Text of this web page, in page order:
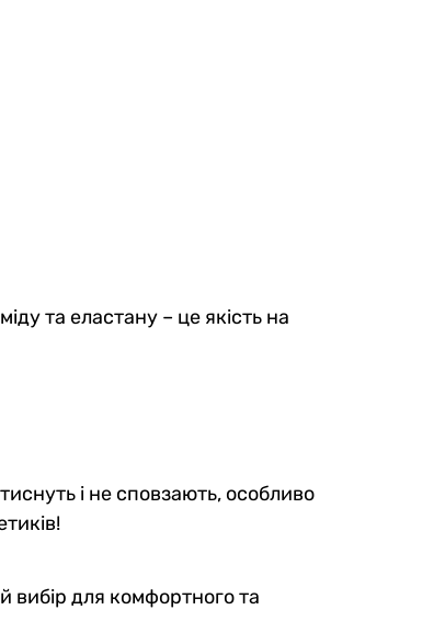
та еластану – це якість на
і не сповзають, особливо
вибір для комфортного та